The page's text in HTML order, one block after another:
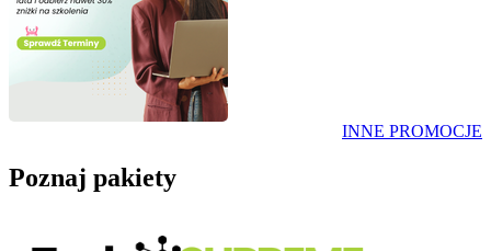
INNE PROMOCJE
Poznaj pakiety